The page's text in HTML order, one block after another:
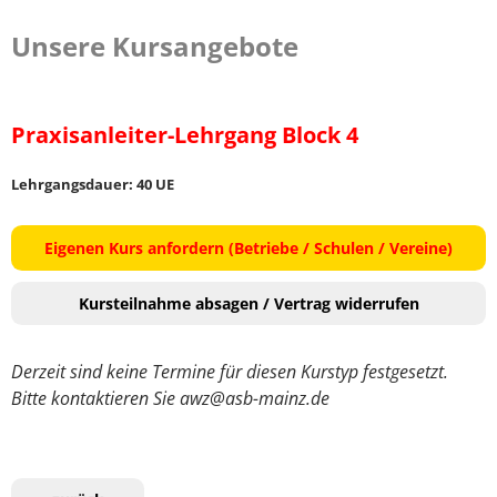
Unsere Kursangebote
Praxisanleiter-Lehrgang Block 4
Lehrgangsdauer: 40 UE
Eigenen Kurs anfordern (Betriebe / Schulen / Vereine)
Kursteilnahme absagen / Vertrag widerrufen
Derzeit sind keine Termine für diesen Kurstyp festgesetzt.
Bitte kontaktieren Sie awz@asb-mainz.de